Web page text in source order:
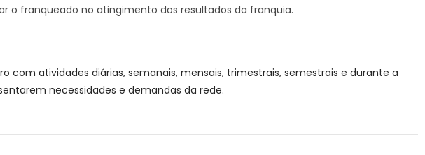
o franqueado no atingimento dos resultados da franquia.
atividades diárias, semanais, mensais, trimestrais, semestrais e durante a
necessidades e demandas da rede.